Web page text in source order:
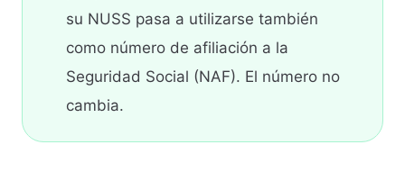
su NUSS pasa a utilizarse también
como número de afiliación a la
Seguridad Social (NAF). El número no
cambia.